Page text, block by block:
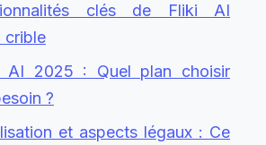
clés de Fliki AI
crible
AI 2025 : Quel plan choisir
?
et aspects légaux : Ce